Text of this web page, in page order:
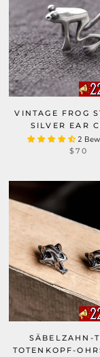
VINTAGE FROG
SILVER EAR
2
$70
SÄBELZAHN-
TOTENKOPF-